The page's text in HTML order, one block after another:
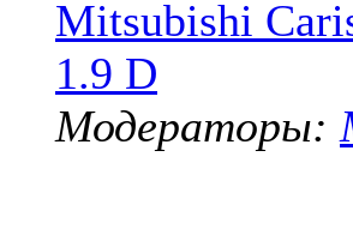
Mitsubishi
1.9 D
Модераторы: